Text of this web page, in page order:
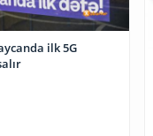
ilk 5G